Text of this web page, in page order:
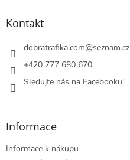
Kontakt
dobratrafika.com@seznam.cz
+420 777 680 670
Sledujte nás na Facebooku!
Informace
Informace k nákupu